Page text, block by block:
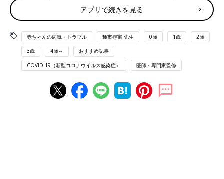
しても軽症といわれていましたが、変異株も同
じと考えていいのでしょうか。
新型コロナを防ぐmRNAワクチンは、日本では新し
いタイプのワクチン。副反応も違う
日本国内で接種されている新型コロナウイルスのワクチンは、現
在はファイザー社製のもので、ｍRNA（メッセンジャーRNA）ワ
クチンという新しいテクノロジーを使ったワクチンです。
「mRNAワクチンは、ウイルスのタンパク質を作るもとになる情
アプリで続きを見る
赤ちゃんの病気・トラブル 種市尋宙 先生 0歳 1歳 2歳
3歳 4歳～ おすすめ記事
COVID-19（新型コロナウイルス感染症） 医師・専門家監修